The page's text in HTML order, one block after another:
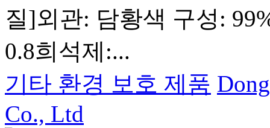
질]외관: 담황색 구성:
0.8희석제:...
기타 환경 보호 제품
Co., Ltd